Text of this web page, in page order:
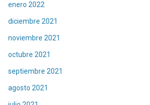
enero 2022
diciembre 2021
noviembre 2021
octubre 2021
septiembre 2021
agosto 2021